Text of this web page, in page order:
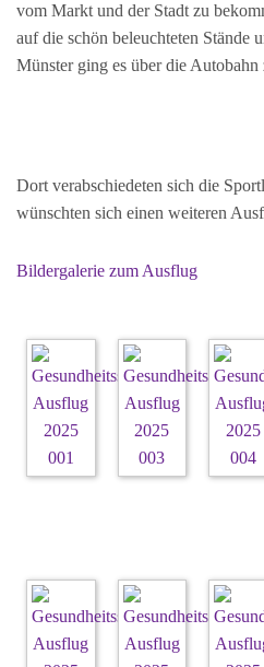
vom Markt und der Stadt zu
auf die schön beleuchteten Stände
Münster ging es über die Autobahn
Dort verabschiedeten sich die
wünschten sich einen weiteren
Bildergalerie zum Ausflug